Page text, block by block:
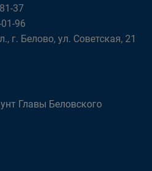
37
96
г. Белово, ул. Советская, 21
Главы Беловского